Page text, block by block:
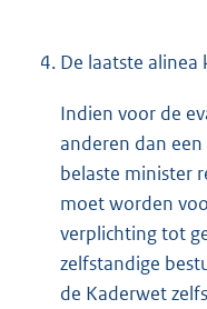
4. De laatste
Indien voor de
anderen dan
belaste minister
moet worden
verplichting tot
zelfstandige
de Kaderwet